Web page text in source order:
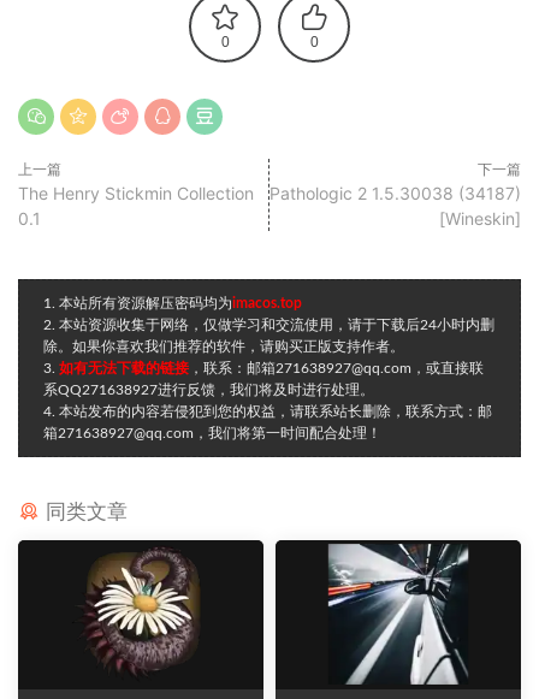
0 0
上一篇
The Henry Stickmin Collection
0.1
下一篇
Pathologic 2 1.5.30038 (34187)
[Wineskin]
1. 本站所有资源解压密码均为imacos.top
2. 本站资源收集于网络，仅做学习和交流使用，请于下载后24小时内删
除。如果你喜欢我们推荐的软件，请购买正版支持作者。
3. 如有无法下载的链接 ，联系：邮箱271638927@qq.com，或直接联
系QQ271638927进行反馈，我们将及时进行处理。
4. 本站发布的内容若侵犯到您的权益，请联系站长删除，联系方式：邮
箱271638927@qq.com，我们将第一时间配合处理！
同类文章